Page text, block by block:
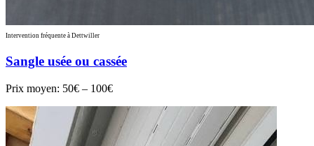
Intervention fréquente à Dettwiller
Sangle usée ou cassée
Prix moyen: 50€ – 100€